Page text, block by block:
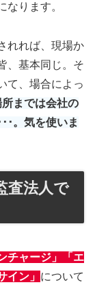
なります。
れれば、現場か
、基本同じ。そ
て、場合によっ
までは会社の
･。気を使いま
査法人で
チャージ」「エ
イン」 について